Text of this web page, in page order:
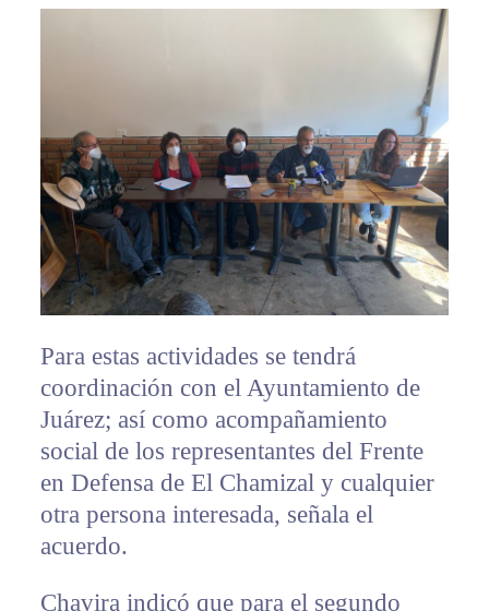
Para estas actividades se tendrá
coordinación con el Ayuntamiento de
Juárez; así como acompañamiento
social de los representantes del Frente
en Defensa de El Chamizal y cualquier
otra persona interesada, señala el
acuerdo.
Chavira indicó que para el segundo